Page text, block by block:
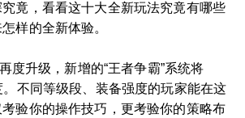
竟，看看这十大全新玩法究竟有哪些
样的全新体验。
度升级，新增的“王者争霸”系统将
不同等级段、装备强度的玩家能在这
验你的操作技巧，更考验你的策略布